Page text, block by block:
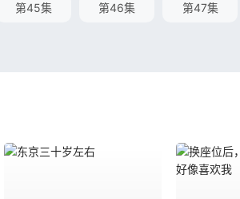
第45集 第46集 第47集